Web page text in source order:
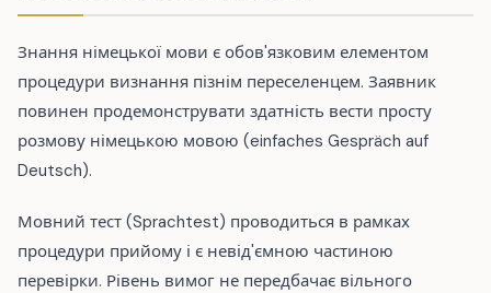
Знання німецької мови є обов'язковим елементом
процедури визнання пізнім переселенцем. Заявник
повинен продемонструвати здатність вести просту
розмову німецькою мовою (einfaches Gespräch auf
Deutsch).
Мовний тест (Sprachtest) проводиться в рамках
процедури прийому і є невід'ємною частиною
перевірки. Рівень вимог не передбачає вільного